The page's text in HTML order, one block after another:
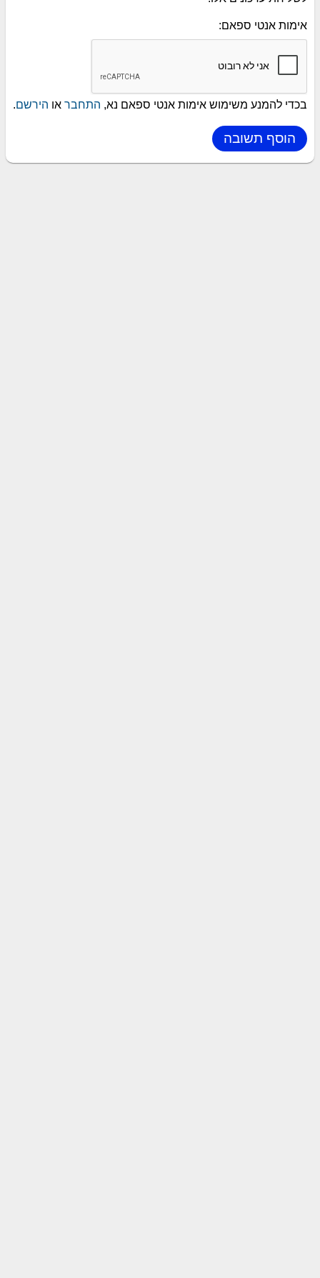
אימות אנטי ספאם:
בכדי להמנע משימוש אימות אנטי ספאם נא, התחבר או הירשם.